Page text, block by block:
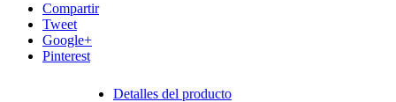
Compartir
Tweet
Google+
Pinterest
Detalles del producto